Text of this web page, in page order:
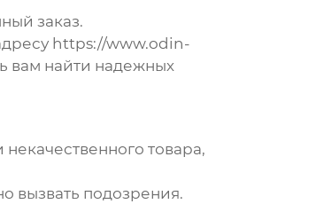
заказ.
https://www.odin-
вам найти надежных
товара,
вызвать подозрения.